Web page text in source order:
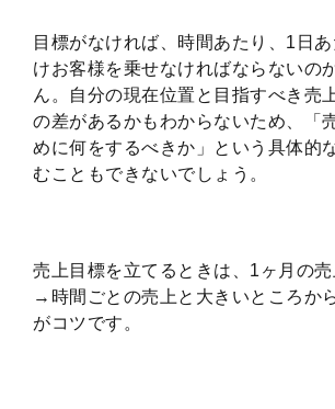
目標がなければ、時間あたり、1日
けお客様を乗せなければならないの
ん。自分の現在位置と目指すべき売
の差があるかもわからないため、「
めに何をするべきか」という具体的
むこともできないでしょう。
売上目標を立てるときは、1ヶ月の
→時間ごとの売上と大きいところか
がコツです。